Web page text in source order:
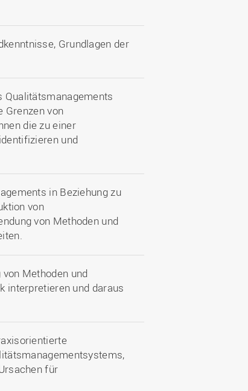
Grundlagen der
Qualitätsmanagements
Grenzen von
die zu einer
und
in Beziehung zu
von
von Methoden und
Methoden und
interpretieren und daraus
für